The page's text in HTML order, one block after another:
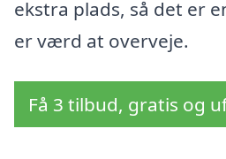
ekstra plads, så det er
er værd at overveje.
Få 3 tilbud, gratis og